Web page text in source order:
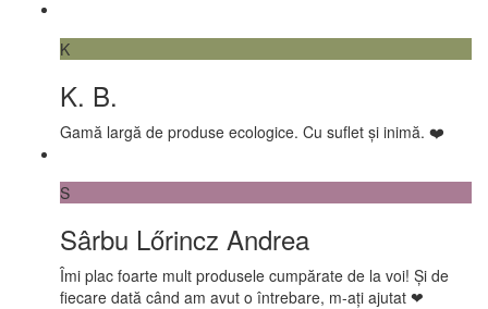
K
K. B.
Gamă largă de produse ecologice. Cu suflet și inimă. ❤️
S
Sârbu Lőrincz Andrea
Îmi plac foarte mult produsele cumpărate de la voi! Și de
fiecare dată când am avut o întrebare, m-ați ajutat ❤